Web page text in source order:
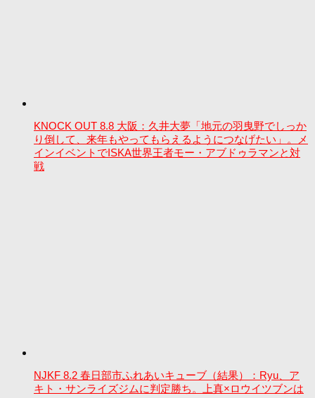
KNOCK OUT 8.8 大阪：久井大夢「地元の羽曳野でしっか
り倒して、来年もやってもらえるようにつなげたい」。メ
インイベントでISKA世界王者モー・アブドゥラマンと対
戦
NJKF 8.2 春日部市ふれあいキューブ（結果）：Ryu、ア
キト・サンライズジムに判定勝ち。上真×ロウイツブンは